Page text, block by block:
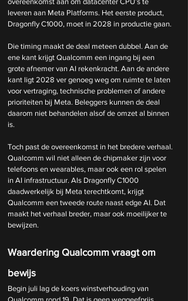
leveren aan Meta Platforms. Het eerste product,
Dragonfly C1000, moet in 2028 in productie gaan.
Die timing maakt de deal meteen dubbel. Aan de
ene kant krijgt Qualcomm een ingang bij een
grote afnemer van AI rekenkracht. Aan de andere
kant ligt 2028 ver genoeg weg om ruimte te laten
voor vertraging, technische problemen of andere
prioriteiten bij Meta. Beleggers kunnen de deal
daarom niet behandelen alsof de omzet al binnen
is.
Toch past de overeenkomst in het bredere verhaal.
Qualcomm wil niet alleen de chipmaker zijn voor
telefoons en wearables, maar ook een rol spelen
in AI infrastructuur. Als Dragonfly C1000
daadwerkelijk bij Meta terechtkomt, krijgt
Qualcomm een tweede route naast edge AI. Dat
maakt het verhaal breder, maar ook moeilijker te
bewijzen.
Waardering Qualcomm vraagt om
bewijs
Begin juli lag de koers winstverhouding van